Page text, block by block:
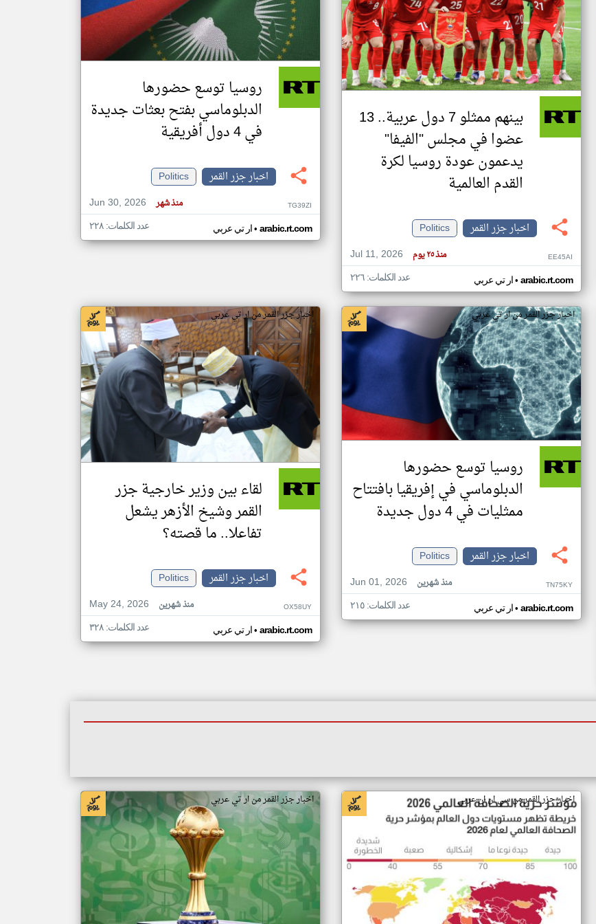
تغيير الدولة
اخبار جزر القمر على مدار الساعة
أهم اخبار جزر القمر العاجلة والمباشرة
بينهم ممثلو 7 دول عربية.. 13
عضوا في مجلس "الفيفا"
يدعمون عودة روسيا لكرة
القدم العالمية
اخبار جزر القمر
Politics
Jul 11, 2026
منذ ٢٥ يوم EE45AI
ار تي عربي• arabic.rt.com عدد الكلمات: ٢٢٦
روسيا توسع حضورها
الدبلوماسي بفتح بعثات جديدة
في 4 دول أفريقية
اخبار جزر القمر
Politics
Jun 30, 2026
منذ شهر TG39ZI
ار تي عربي• arabic.rt.com عدد الكلمات: ٢٢٨
اخبار جزر القمر من ار تي عربي
روسيا توسع حضورها
الدبلوماسي في إفريقيا بافتتاح
ممثليات في 4 دول جديدة
اخبار جزر القمر
Politics
Jun 01, 2026
منذ شهرين TN75KY
ار تي عربي• arabic.rt.com عدد الكلمات: ٢١٥
اخبار جزر القمر من ار تي عربي
لقاء بين وزير خارجية جزر
القمر وشيخ الأزهر يشعل
تفاعلا.. ما قصته؟
اخبار جزر القمر
Politics
May 24, 2026
منذ شهرين OX58UY
ار تي عربي• arabic.rt.com عدد الكلمات: ٣٢٨
اخبار جزر القمر من سي ان ان عربي اخبار جزر القمر من ار تي عربي
klyoum.com